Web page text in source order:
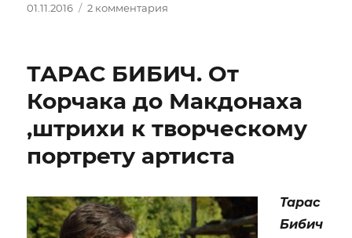
Опубликовано
01.11.2016 2 комментария
—
Владимирович
Образцов
ТАРАС БИБИЧ. От
Корчака до Макдонаха
,штрихи к творческому
портрету артиста
Тарас
Бибич